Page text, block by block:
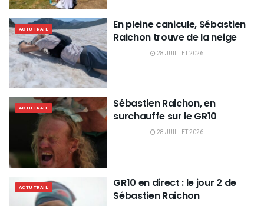
ACTU TRAIL
En pleine canicule, Sébastien
Raichon trouve de la neige
28 JUILLET 2026
ACTU TRAIL
Sébastien Raichon, en
surchauffe sur le GR10
28 JUILLET 2026
ACTU TRAIL
GR10 en direct : le jour 2 de
Sébastien Raichon